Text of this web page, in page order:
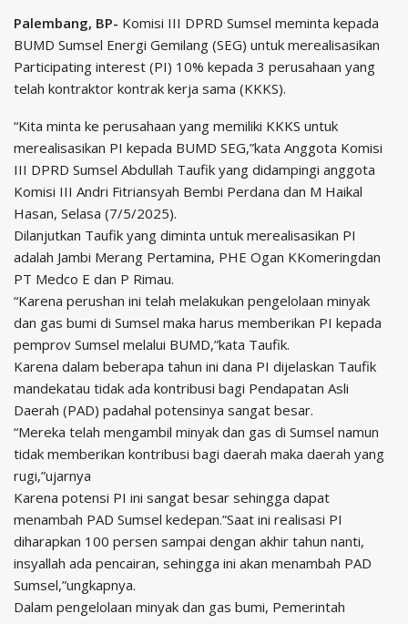
Palembang, BP- Komisi III DPRD Sumsel meminta kepada
BUMD Sumsel Energi Gemilang (SEG) untuk merealisasikan
Participating interest (PI) 10% kepada 3 perusahaan yang
telah kontraktor kontrak kerja sama (KKKS).
“Kita minta ke perusahaan yang memiliki KKKS untuk
merealisasikan PI kepada BUMD SEG,”kata Anggota Komisi
III DPRD Sumsel Abdullah Taufik yang didampingi anggota
Komisi III Andri Fitriansyah Bembi Perdana dan M Haikal
Hasan, Selasa (7/5/2025).
Dilanjutkan Taufik yang diminta untuk merealisasikan PI
adalah Jambi Merang Pertamina, PHE Ogan KKomeringdan
PT Medco E dan P Rimau.
“Karena perushan ini telah melakukan pengelolaan minyak
dan gas bumi di Sumsel maka harus memberikan PI kepada
pemprov Sumsel melalui BUMD,”kata Taufik.
Karena dalam beberapa tahun ini dana PI dijelaskan Taufik
mandekatau tidak ada kontribusi bagi Pendapatan Asli
Daerah (PAD) padahal potensinya sangat besar.
“Mereka telah mengambil minyak dan gas di Sumsel namun
tidak memberikan kontribusi bagi daerah maka daerah yang
rugi,”ujarnya
Karena potensi PI ini sangat besar sehingga dapat
menambah PAD Sumsel kedepan.”Saat ini realisasi PI
diharapkan 100 persen sampai dengan akhir tahun nanti,
insyallah ada pencairan, sehingga ini akan menambah PAD
Sumsel,”ungkapnya.
Dalam pengelolaan minyak dan gas bumi, Pemerintah